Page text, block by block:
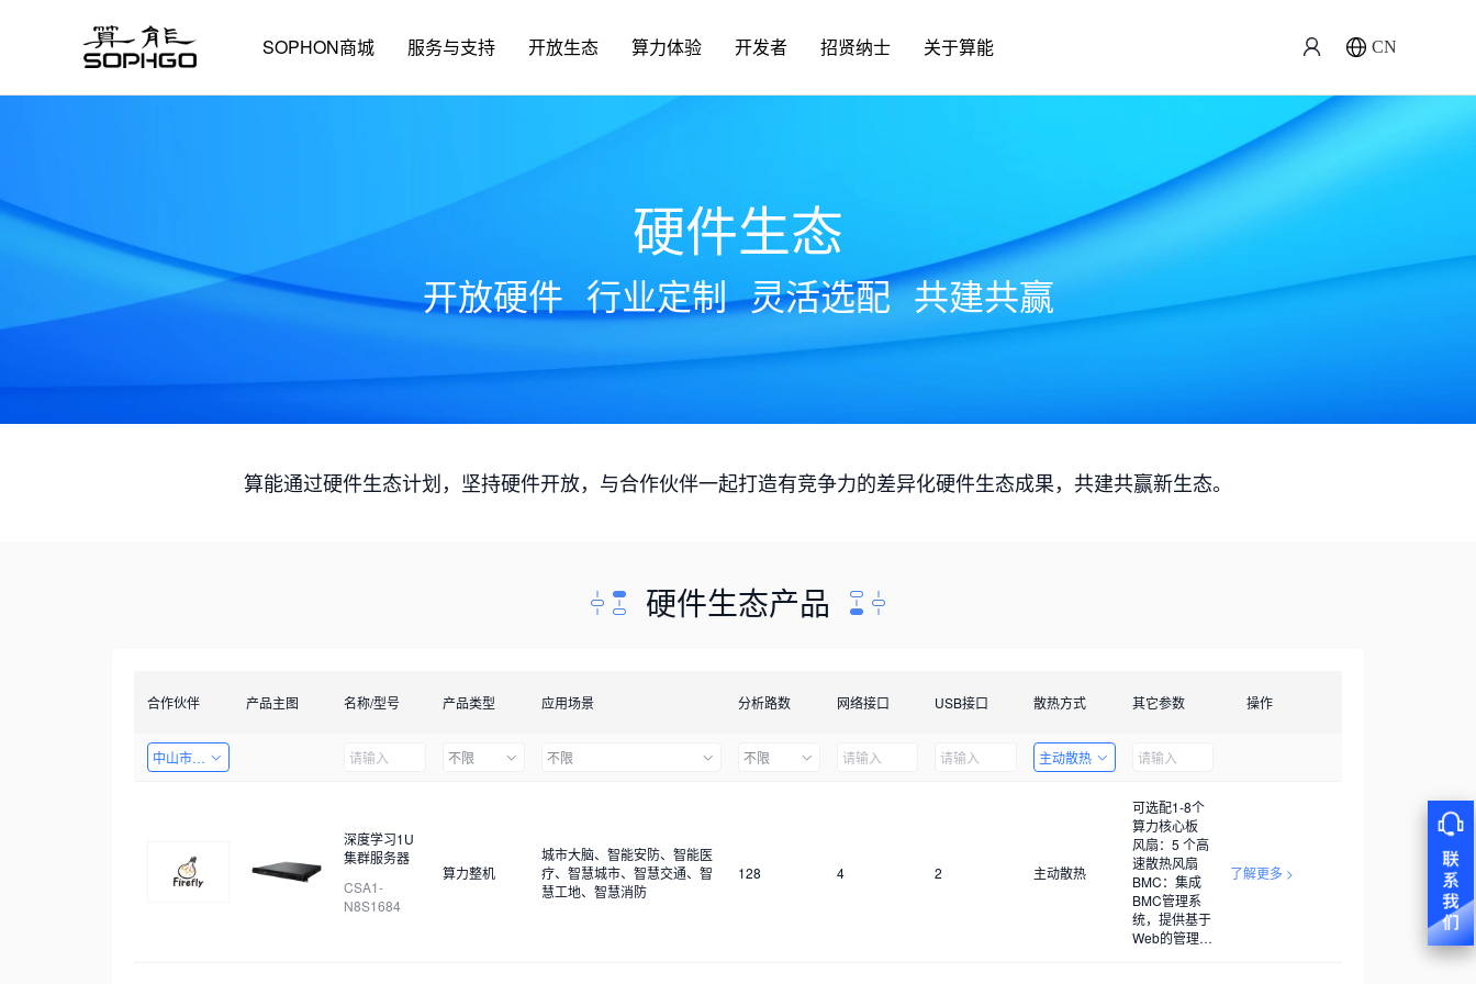
SOPHON商城 服务与支持 开放生态 算力体验 开发者 招贤纳士 关于算能 CN
硬件生态
开放硬件 行业定制 灵活选配 共建共赢
算能通过硬件生态计划，坚持硬件开放，与合作伙伴一起打造有竞争力的差异化硬件生态成果，共建共赢新生态。
硬件生态产品
合作伙伴 产品主图 名称/型号 产品类型 应用场景 分析路数 网络接口 USB接口 散热方式 其它参数 操作
中山市天启智能科技有限公司 不限 不限 不限 主动散热
深度学习1U
集群服务器
CSA1-
N8S1684
算力整机
城市大脑、智能安防、智能医
疗、智慧城市、智慧交通、智
慧工地、智慧消防
128 4 2 主动散热
可选配1-8个
算力核心板
风扇：5 个高
速散热风扇
BMC：集成
BMC管理系
统，提供基于
Web的管理界
了解更多 >